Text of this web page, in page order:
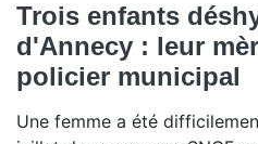
Trois enfants
d'Annecy : leur
policier municipal
Une femme a été